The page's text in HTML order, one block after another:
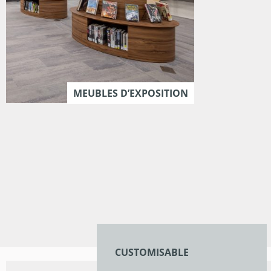
MEUBLES D’EXPOSITION
CUSTOMISABLE